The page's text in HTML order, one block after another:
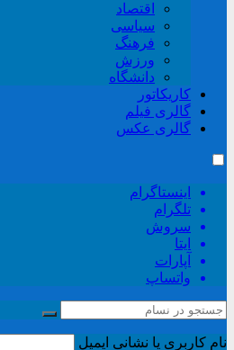
اقتصاد
سیاسی
فرهنگ
ورزش
دانشگاه
کاریکاتور
گالری فیلم
گالری عکس
اینستاگرام
تلگرام
سروش
ایتا
آپارات
واتساپ
نام کاربری یا نشانی ایمیل